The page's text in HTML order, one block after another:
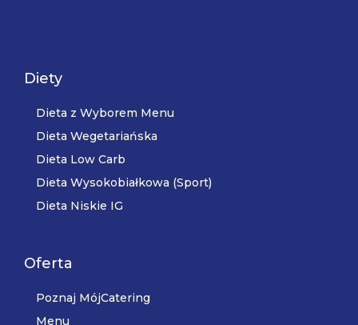
Diety
Dieta z Wyborem Menu
Dieta Wegetariańska
Dieta Low Carb
Dieta Wysokobiałkowa (Sport)
Dieta Niskie IG
Oferta
Poznaj MójCatering
Menu